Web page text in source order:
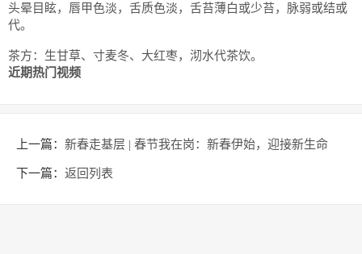
头晕目眩，唇甲色淡，舌质色淡，舌苔薄白或少苔，脉弱或结或
代。
茶方：生甘草、寸麦冬、大红枣，沏水代茶饮。
近期热门视频
上一篇： 新春走基层 | 春节我在岗：新春伊始，迎接新生命
下一篇： 返回列表